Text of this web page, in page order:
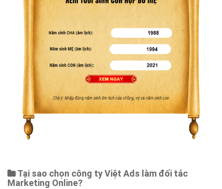
Tại sao chọn công ty Việt Ads làm đối tác
Marketing Online?